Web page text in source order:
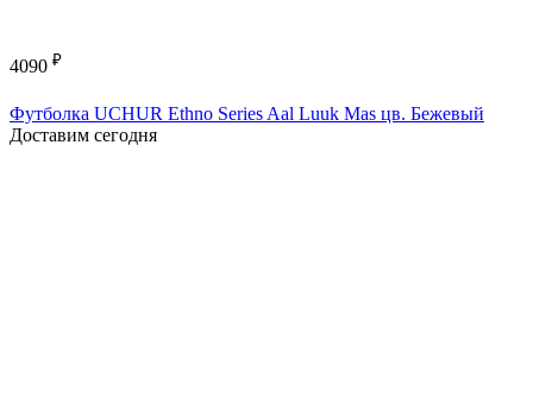
4090 ₽
Футболка UCHUR Ethno Series Aal Luuk Mas цв. Бежевый
Доставим сегодня